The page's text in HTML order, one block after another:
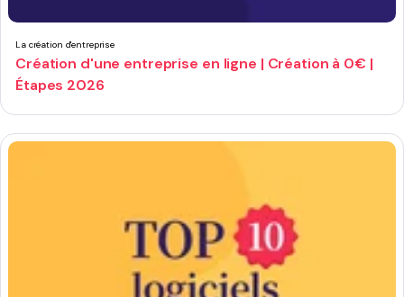
La création d'entreprise
Création d'une entreprise en ligne | Création à 0€ |
Étapes 2026